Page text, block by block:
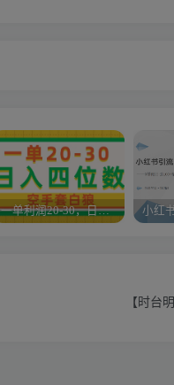
一单利润20-30，日入四位数，空手套白狼，只要做就能赚，简单无套路
【时台